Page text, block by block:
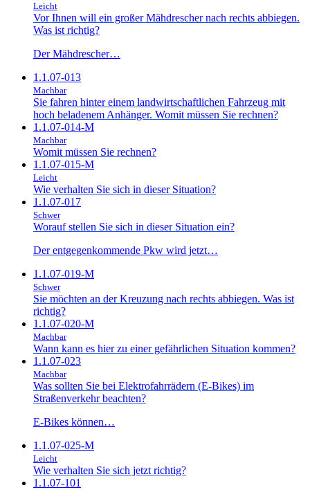
Leicht
Vor Ihnen will ein großer Mähdrescher nach rechts abbiegen.
Was ist richtig?
Der Mähdrescher…
1.1.07-013
Machbar
Sie fahren hinter einem landwirtschaftlichen Fahrzeug mit
hoch beladenem Anhänger. Womit müssen Sie rechnen?
1.1.07-014-M
Machbar
Womit müssen Sie rechnen?
1.1.07-015-M
Leicht
Wie verhalten Sie sich in dieser Situation?
1.1.07-017
Schwer
Worauf stellen Sie sich in dieser Situation ein?
Der entgegenkommende Pkw wird jetzt…
1.1.07-019-M
Schwer
Sie möchten an der Kreuzung nach rechts abbiegen. Was ist
richtig?
1.1.07-020-M
Machbar
Wann kann es hier zu einer gefährlichen Situation kommen?
1.1.07-023
Machbar
Was sollten Sie bei Elektrofahrrädern (E-Bikes) im
Straßenverkehr beachten?
E-Bikes können…
1.1.07-025-M
Leicht
Wie verhalten Sie sich jetzt richtig?
1.1.07-101